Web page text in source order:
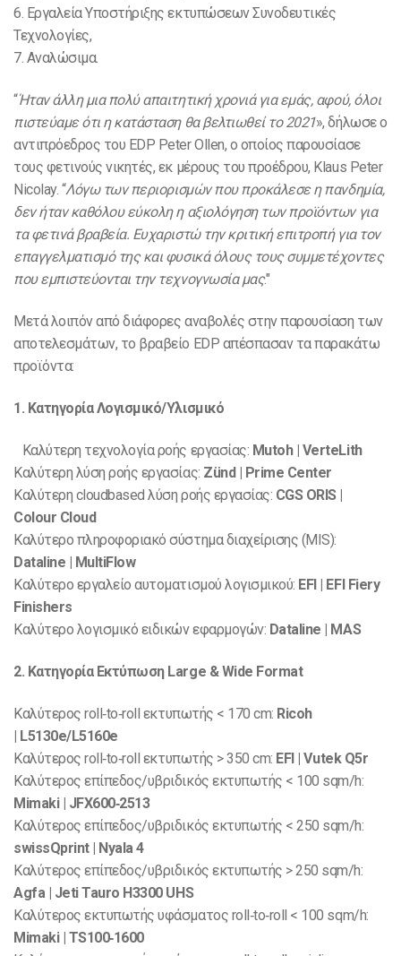
6. Εργαλεία Υποστήριξης εκτυπώσεων Συνοδευτικές
Τεχνολογίες,
7. Αναλώσιμα.
“Ήταν άλλη μια πολύ απαιτητική χρονιά για εμάς, αφού, όλοι
πιστεύαμε ότι η κατάσταση θα βελτιωθεί το 2021», δήλωσε ο
αντιπρόεδρος του EDP Peter Ollen, ο οποίος παρουσίασε
τους φετινούς νικητές, εκ μέρους του προέδρου, Klaus Peter
Nicolay. “Λόγω των περιορισμών που προκάλεσε η πανδημία,
δεν ήταν καθόλου εύκολη η αξιολόγηση των προϊόντων για
τα φετινά βραβεία. Ευχαριστώ την κριτική επιτροπή για τον
επαγγελματισμό της και φυσικά όλους τους συμμετέχοντες
που εμπιστεύονται την τεχνογνωσία μας."
Μετά λοιπόν από διάφορες αναβολές στην παρουσίαση των
αποτελεσμάτων, το βραβείο EDP απέσπασαν τα παρακάτω
προϊόντα:
1. Κατηγορία Λογισμικό/Υλισμικό
Καλύτερη τεχνολογία ροής εργασίας: Mutoh | VerteLith
Καλύτερη λύση ροής εργασίας: Zünd | Prime Center
Καλύτερη cloudbased λύση ροής εργασίας: CGS ORIS |
Colour Cloud
Καλύτερo πληροφοριακό σύστημα διαχείρισης (MIS):
Dataline | MultiFlow
Καλύτερο εργαλείο αυτοματισμού λογισμικού: EFI | EFI Fiery
Finishers
Καλύτερο λογισμικό ειδικών εφαρμογών: Dataline | MAS
2. Κατηγορία Εκτύπωση Large & Wide Format
Καλύτερος roll‐to‐roll εκτυπωτής < 170 cm: Ricoh
| L5130e/L5160e
Καλύτερος roll‐to‐roll εκτυπωτής > 350 cm: EFI | Vutek Q5r
Καλύτερος επίπεδος/υβριδικός εκτυπωτής < 100 sqm/h:
Mimaki | JFX600‐2513
Καλύτερος επίπεδος/υβριδικός εκτυπωτής < 250 sqm/h:
swissQprint | Nyala 4
Καλύτερος επίπεδος/υβριδικός εκτυπωτής > 250 sqm/h:
Agfa | Jeti Tauro H3300 UHS
Καλύτερος εκτυπωτής υφάσματος roll‐to‐roll < 100 sqm/h:
Mimaki | TS100‐1600